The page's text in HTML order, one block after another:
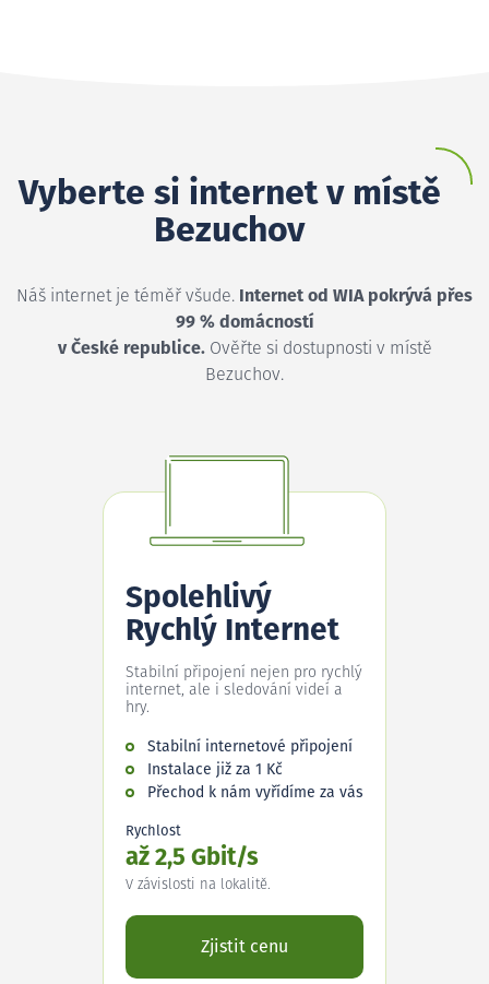
Vyberte si internet v místě
Bezuchov
Náš internet je téměř všude. Internet od WIA pokrývá přes
99 % domácností
v České republice.Ověřte si dostupnosti v místě
Bezuchov.
Spolehlivý
Rychlý Internet
Stabilní připojení nejen pro rychlý
internet, ale i sledování videí a
hry.
Stabilní internetové připojení
Instalace již za 1 Kč
Přechod k nám vyřídíme za vás
Rychlost
až 2,5 Gbit/s
V závislosti na lokalitě.
Zjistit cenu